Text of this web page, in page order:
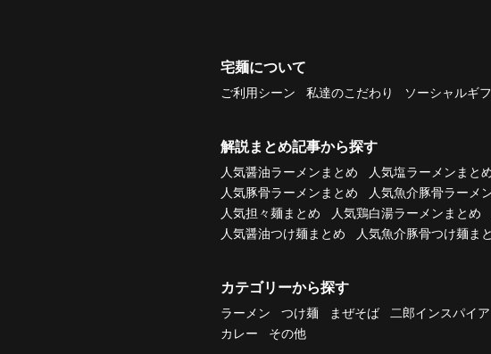
宅麺について
ご利用シーン 私達のこだわり ソーシャルギ
解説まとめ記事から探す
人気醤油ラーメンまとめ 人気塩ラーメンまと
人気豚骨ラーメンまとめ
人気魚介豚骨ラーメ
人気担々麺まとめ
人気鶏白湯ラーメンまとめ
人気醤油つけ麺まとめ
人気魚介豚骨つけ麺ま
カテゴリーから探す
ラーメン つけ麺 まぜそば 二郎インスパイア
カレー
その他